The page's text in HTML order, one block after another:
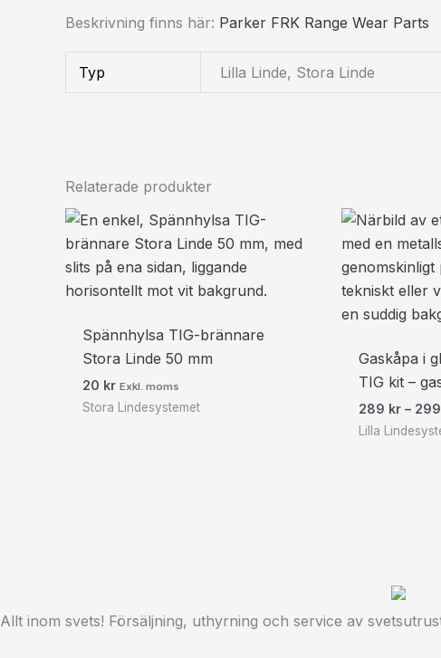
Beskrivning finns här: Parker FRK Range Wear Parts
Typ Lilla Linde, Stora Linde
Relaterade produkter
Spännhylsa TIG-brännare
Stora Linde 50 mm
20 kr Exkl. moms
Stora Lindesystemet
Gaskåpa i
TIG kit –
289 kr – 299
Lilla
Allt inom svets! Försäljning, uthyrning och service av